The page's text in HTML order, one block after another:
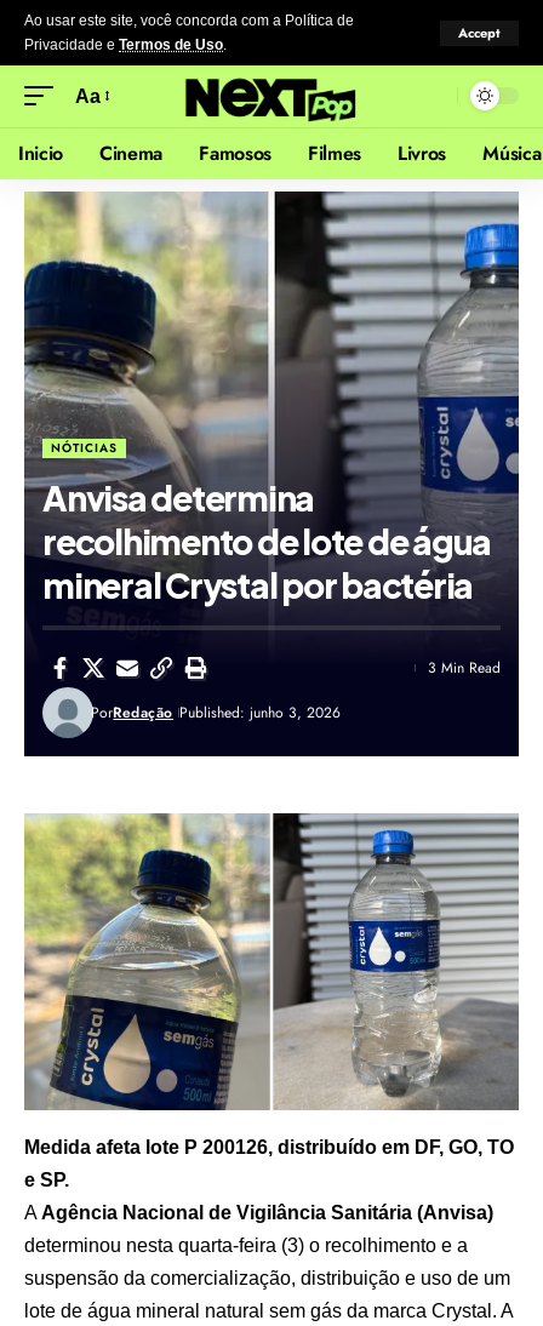
Ao usar este site, você concorda com a Política de
Privacidade e Termos de Uso.
Accept
Aa
Inicio Cinema Famosos Filmes Livros Música
NÓTICIAS
Anvisa determina
recolhimento de lote de água
mineral Crystal por bactéria
PorRedação Published: junho 3, 2026
3 Min Read
Medida afeta lote P 200126, distribuído em DF, GO, TO
e SP.
AAgência Nacional de Vigilância Sanitária (Anvisa)
determinou nesta quarta-feira (3) o recolhimento e a
suspensão da comercialização, distribuição e uso de um
lote de água mineral natural sem gás da marca Crystal. A